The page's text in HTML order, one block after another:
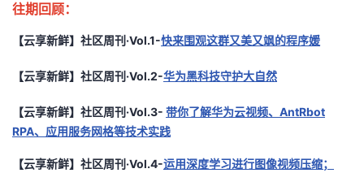
往期回顾：
【云享新鲜】社区周刊·Vol.1-快来围观这群又美又飒的程序媛
【云享新鲜】社区周刊·Vol.2-华为黑科技守护大自然
【云享新鲜】社区周刊·Vol.3- 带你了解华为云视频、AntRbot
RPA、应用服务网格等技术实践
【云享新鲜】社区周刊·Vol.4-运用深度学习进行图像视频压缩；